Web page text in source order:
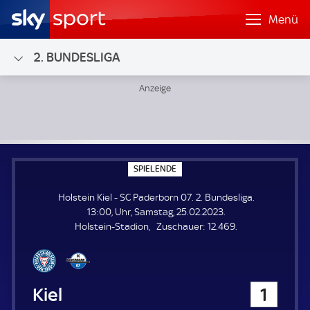
Menü
2. BUNDESLIGA
SPIELENDE
P
E
L
E
N
Holstein Kiel - SC Paderborn 07. 2. Bundesliga.
13:00, Uhr, Samstag, 25.02.2023.
Holstein-Stadion
Zuschauer: Z
12.469.
Holstein Kiel 1